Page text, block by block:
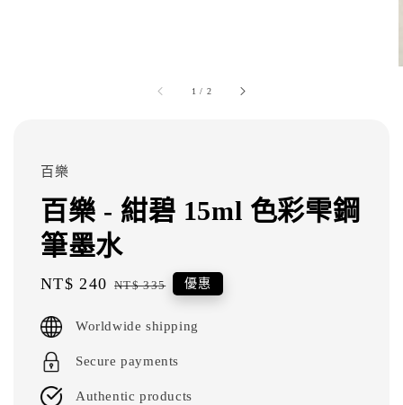
1 / 2
百樂
百樂 - 紺碧 15ml 色彩雫鋼
筆墨水
Sale
NT$ 240 Regular
NT$ 335 優惠
Worldwide shipping
Secure payments
Authentic products